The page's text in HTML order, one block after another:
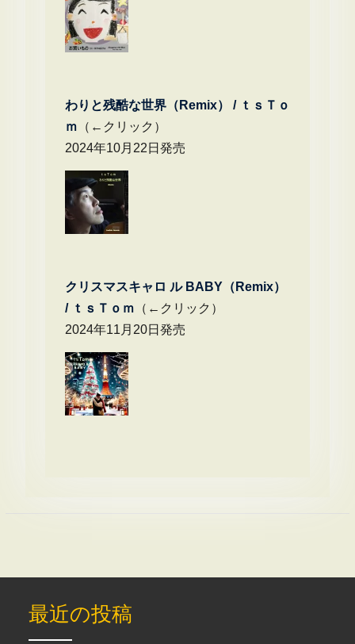
わりと残酷な世界（Remix） / ｔｓＴｏ
ｍ （←クリック）
2024年10月22日発売
クリスマスキャロ ル BABY（Remix）
/ ｔｓＴｏｍ （←クリック）
2024年11月20日発売
最近の投稿